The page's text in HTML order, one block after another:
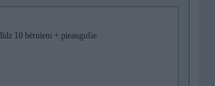
10 bērniem + pieaugušie